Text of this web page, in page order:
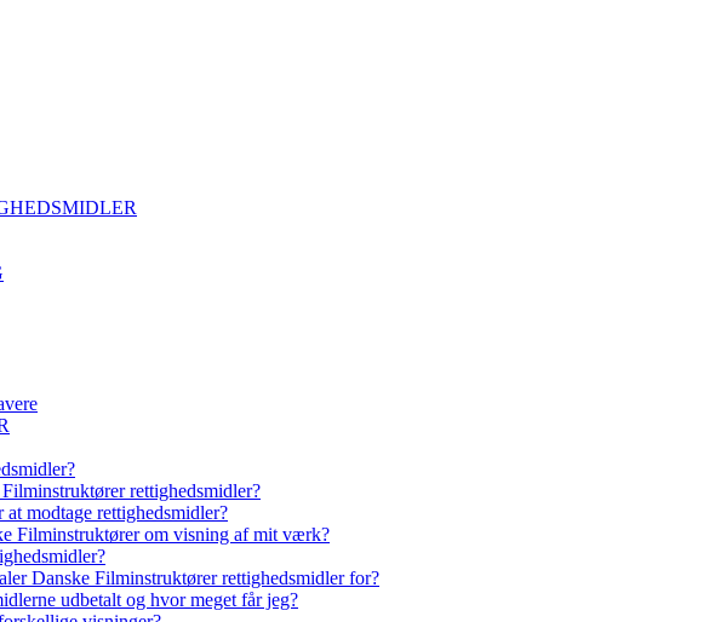
rettighedsmidler?
modtage rettighedsmidler?
Filminstruktører om visning af mit værk?
Danske Filminstruktører rettighedsmidler for?
udbetalt og hvor meget får jeg?